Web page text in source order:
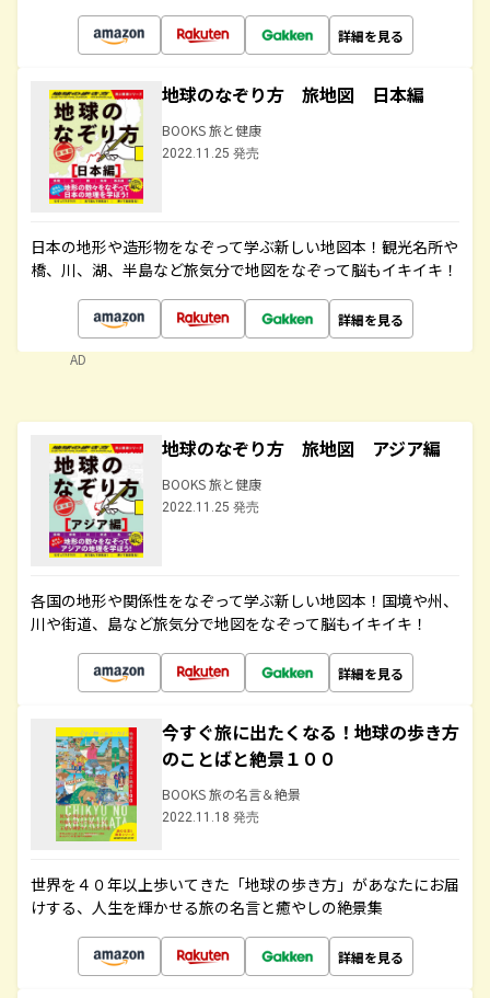
詳細を見る
地球のなぞり方 旅地図 日本編
BOOKS 旅と健康
2022.11.25 発売
日本の地形や造形物をなぞって学ぶ新しい地図本！観光名所や
橋、川、湖、半島など旅気分で地図をなぞって脳もイキイキ！
詳細を見る
AD
地球のなぞり方 旅地図 アジア編
BOOKS 旅と健康
2022.11.25 発売
各国の地形や関係性をなぞって学ぶ新しい地図本！国境や州、
川や街道、島など旅気分で地図をなぞって脳もイキイキ！
詳細を見る
今すぐ旅に出たくなる！地球の歩き方
のことばと絶景１００
BOOKS 旅の名言＆絶景
2022.11.18 発売
世界を４０年以上歩いてきた「地球の歩き方」があなたにお届
けする、人生を輝かせる旅の名言と癒やしの絶景集
詳細を見る